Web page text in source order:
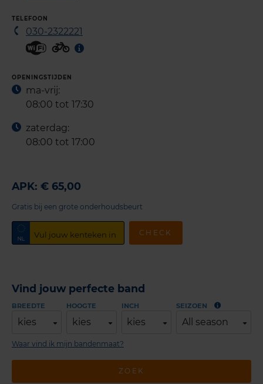
TELEFOON
030-2322221
OPENINGSTIJDEN
ma-vrij:
08:00 tot 17:30
zaterdag:
08:00 tot 17:00
APK: € 65,00
Gratis bij een grote onderhoudsbeurt
CHECK
Vind jouw perfecte band
Waar vind ik mijn bandenmaat?
BREEDTE
kies
HOOGTE
kies
INCH
kies
SEIZOEN
All season
ZOEK